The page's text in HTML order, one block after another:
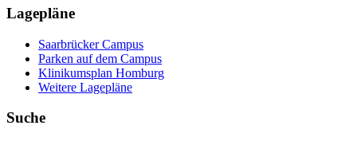
Lagepläne
Saarbrücker Campus
Parken auf dem Campus
Klinikumsplan Homburg
Weitere Lagepläne
Suche